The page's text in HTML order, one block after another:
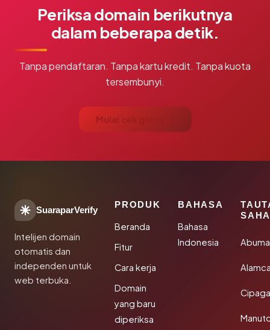
Periksa domain berikutnya
dalam beberapa detik.
Tanpa pendaftaran. Tanpa kartu kredit. Tanpa kuota
tersembunyi.
Mulai cek gratis →
SuaraparVerify
Intelijen domain
otomatis dan
independen untuk
web terbuka.
PRODUK
Beranda
Fitur
Cara kerja
Domain
yang baru
diperiksa
BAHASA
Bahasa
Indonesia